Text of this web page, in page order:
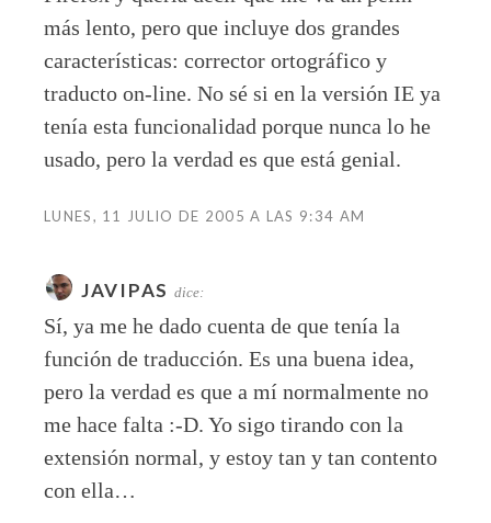
más lento, pero que incluye dos grandes
características: corrector ortográfico y
traducto on-line. No sé si en la versión IE ya
tenía esta funcionalidad porque nunca lo he
usado, pero la verdad es que está genial.
LUNES, 11 JULIO DE 2005 A LAS 9:34 AM
JAVIPAS dice:
Sí, ya me he dado cuenta de que tenía la
función de traducción. Es una buena idea,
pero la verdad es que a mí normalmente no
me hace falta :-D. Yo sigo tirando con la
extensión normal, y estoy tan y tan contento
con ella…